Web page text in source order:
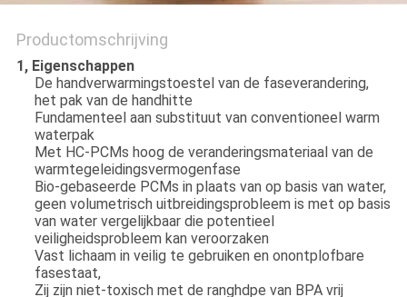
Productomschrijving
1, Eigenschappen
De handverwarmingstoestel van de faseverandering,
het pak van de handhitte
Fundamenteel aan substituut van conventioneel warm
waterpak
Met HC-PCMs hoog de veranderingsmateriaal van de
warmtegeleidingsvermogenfase
Bio-gebaseerde PCMs in plaats van op basis van water,
geen volumetrisch uitbreidingsprobleem is met op basis
van water vergelijkbaar die potentieel
veiligheidsprobleem kan veroorzaken
Vast lichaam in veilig te gebruiken en onontplofbare
fasestaat,
Zij zijn niet-toxisch met de ranghdpe van BPA vrij